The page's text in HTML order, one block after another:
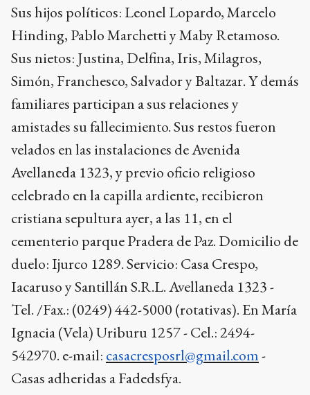
Sus hijos políticos: Leonel Lopardo, Marcelo
Hinding, Pablo Marchetti y Maby Retamoso.
Sus nietos: Justina, Delfina, Iris, Milagros,
Simón, Franchesco, Salvador y Baltazar. Y demás
familiares participan a sus relaciones y
amistades su fallecimiento. Sus restos fueron
velados en las instalaciones de Avenida
Avellaneda 1323, y previo oficio religioso
celebrado en la capilla ardiente, recibieron
cristiana sepultura ayer, a las 11, en el
cementerio parque Pradera de Paz. Domicilio de
duelo: Ijurco 1289. Servicio: Casa Crespo,
Iacaruso y Santillán S.R.L. Avellaneda 1323 -
Tel. /Fax.: (0249) 442-5000 (rotativas). En María
Ignacia (Vela) Uriburu 1257 - Cel.: 2494-
542970. e-mail: casacresposrl@gmail.com-
Casas adheridas a Fadedsfya.